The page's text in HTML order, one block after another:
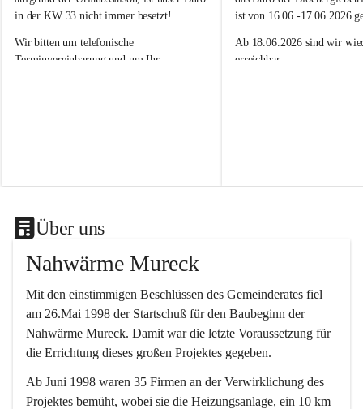
ä
m
e
b
in der KW 33 nicht immer besetzt!
Wir bitten um telefonische
Terminvereinbarung und um Ihr
ä
m
e
b
ist von 16.06.-17.06.2026
Ab 18.06.2026 sind wir
erreichbar.
Über uns
Nahwärme Mureck
Mit den einstimmigen Beschlüssen des Gemeinderates fiel
am 26.Mai 1998 der Startschuß für den Baubeginn der
Nahwärme Mureck. Damit war die letzte Voraussetzung für
die Errichtung dieses großen Projektes gegeben.
Ab Juni 1998 waren 35 Firmen an der Verwirklichung des
Projektes bemüht, wobei sie die Heizungsanlage, ein 10 km